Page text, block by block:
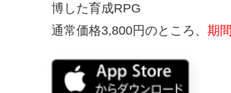
博した育成RPG
通常価格3,800円のところ、 期